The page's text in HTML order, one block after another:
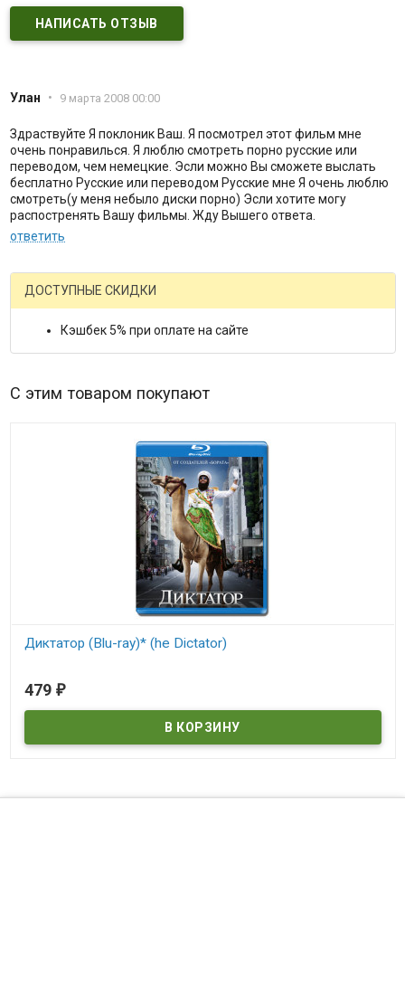
НАПИСАТЬ ОТЗЫВ
Улан • 9 марта 2008 00:00
Здраствуйте Я поклоник Ваш. Я посмотрел этот фильм мне
очень понравилься. Я люблю смотреть порно русские или
переводом, чем немецкие. Эсли можно Вы сможете выслать
бесплатно Русские или переводом Русские мне Я очень люблю
смотреть(у меня небыло диски порно) Эсли хотите могу
распостренять Вашу фильмы. Жду Вышего ответа.
ответить
ДОСТУПНЫЕ СКИДКИ
Кэшбек 5% при оплате на сайте
С этим товаром покупают
Диктатор (Blu-ray)* (he Dictator)
479 ₽